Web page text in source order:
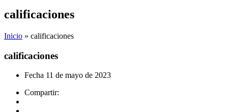
calificaciones
Inicio » calificaciones
calificaciones
Fecha 11 de mayo de 2023
Compartir: